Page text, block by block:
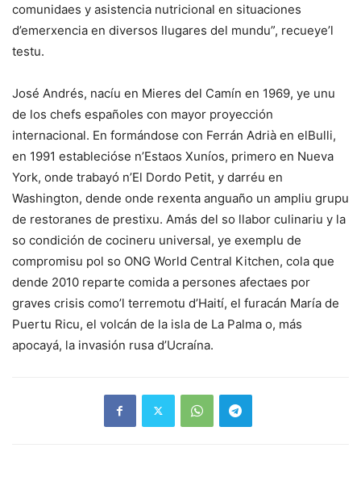
comunidaes y asistencia nutricional en situaciones
d’emerxencia en diversos llugares del mundu”, recueye’l
testu.
José Andrés, nacíu en Mieres del Camín en 1969, ye unu
de los chefs españoles con mayor proyección
internacional. En formándose con Ferrán Adrià en elBulli,
en 1991 establecióse n’Estaos Xuníos, primero en Nueva
York, onde trabayó n’El Dordo Petit, y darréu en
Washington, dende onde rexenta anguaño un ampliu grupu
de restoranes de prestixu. Amás del so llabor culinariu y la
so condición de cocineru universal, ye exemplu de
compromisu pol so ONG World Central Kitchen, cola que
dende 2010 reparte comida a persones afectaes por
graves crisis como’l terremotu d’Haití, el furacán María de
Puertu Ricu, el volcán de la isla de La Palma o, más
apocayá, la invasión rusa d’Ucraína.